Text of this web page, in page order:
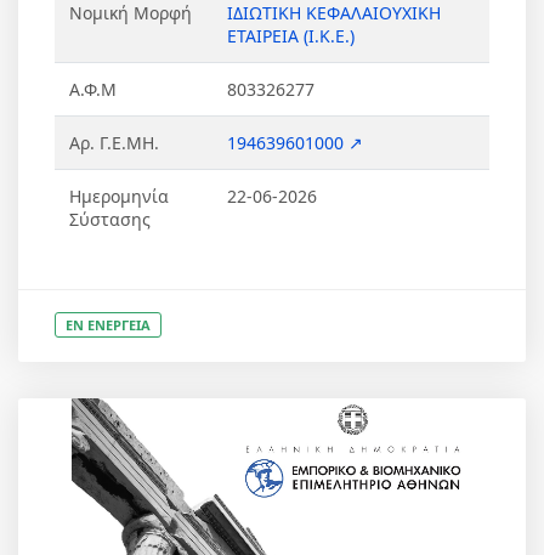
Νομική Μορφή
ΙΔΙΩΤΙΚΗ ΚΕΦΑΛΑΙΟΥΧΙΚΗ
ΕΤΑΙΡΕΙΑ (Ι.Κ.Ε.)
Α.Φ.Μ 803326277
Αρ. Γ.Ε.ΜΗ. 194639601000 ↗
Ημερομηνία
Σύστασης
22-06-2026
ΕΝ ΕΝΕΡΓΕΙΑ